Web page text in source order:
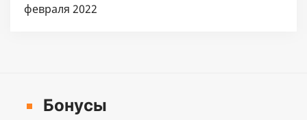
февраля 2022
Бонусы